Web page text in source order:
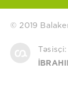
© 2019
Təsisçi: